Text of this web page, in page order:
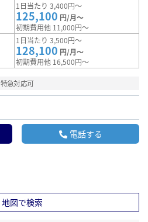
1日当たり 3,400円～
125,100 円/月～
初期費用他 11,000円～
1日当たり 3,500円～
128,100 円/月～
初期費用他 16,500円～
特急対応可
電話する
地図で検索